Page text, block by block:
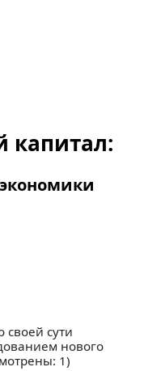
капитал:
сути
нового
1)